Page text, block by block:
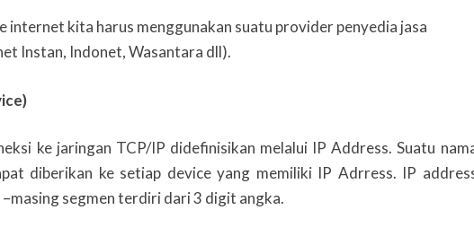
internet kita harus menggunakan suatu provider penyedia jasa
Instan, Indonet, Wasantara dll).
ke jaringan TCP/IP didefinisikan melalui IP Address. Suatu
diberikan ke setiap device yang memiliki IP Adrress. IP
segmen terdiri dari 3 digit angka.